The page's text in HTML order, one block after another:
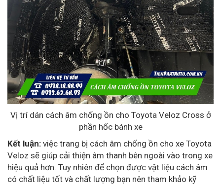
Vị trí dán cách âm chống ồn cho Toyota Veloz Cross ở
phần hốc bánh xe
Kết luận: việc trang bị cách âm chống ồn cho xe Toyota
Veloz sẽ giúp cải thiện âm thanh bên ngoài vào trong xe
hiệu quả hơn. Tuy nhiên để chọn được vật liệu cách âm
có chất liệu tốt và chất lượng bạn nên tham khảo kỹ